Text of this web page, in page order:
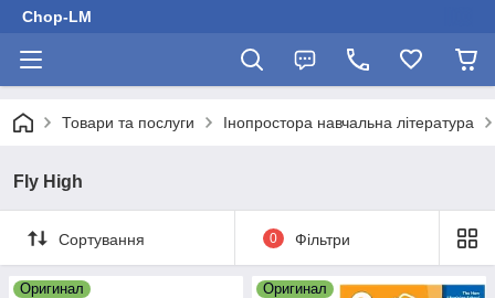
Chop-LM
Товари та послуги Інопростора навчальна література
Fly High
Сортування 0 Фільтри
Оригинал Оригинал